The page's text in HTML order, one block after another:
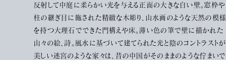
反射して中庭に柔らかい光を与える正面の大きな白い壁。窓枠や
柱の継ぎ目に施された精緻な木彫り、山水画のような天然の模様
を持つ大理石でできた門構えや床。薄い色の筆で壁に描かれた
山々の絵、詩。風水に基づいて建てられた光と陰のコントラストが
美しい迷宮のような家々は、昔の中国がそのままのような佇まいで